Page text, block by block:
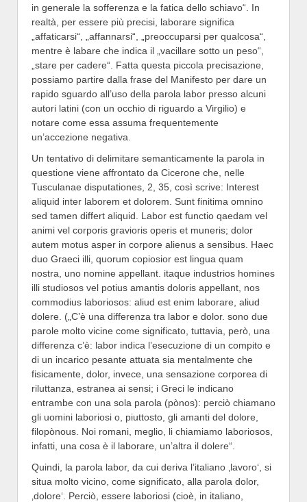
in generale la sofferenza e la fatica dello schiavo“. In
realtà, per essere più precisi, laborare significa
„affaticarsi“, „affannarsi“, „preoccuparsi per qualcosa“,
mentre è labare che indica il „vacillare sotto un peso“,
„stare per cadere“. Fatta questa piccola precisazione,
possiamo partire dalla frase del Manifesto per dare un
rapido sguardo all’uso della parola labor presso alcuni
autori latini (con un occhio di riguardo a Virgilio) e
notare come essa assuma frequentemente
un’accezione negativa.
Un tentativo di delimitare semanticamente la parola in
questione viene affrontato da Cicerone che, nelle
Tusculanae disputationes, 2, 35, così scrive: Interest
aliquid inter laborem et dolorem. Sunt finitima omnino
sed tamen differt aliquid. Labor est functio qaedam vel
animi vel corporis gravioris operis et muneris; dolor
autem motus asper in corpore alienus a sensibus. Haec
duo Graeci illi, quorum copiosior est lingua quam
nostra, uno nomine appellant. itaque industrios homines
illi studiosos vel potius amantis doloris appellant, nos
commodius laboriosos: aliud est enim laborare, aliud
dolere. („C’è una differenza tra labor e dolor. sono due
parole molto vicine come significato, tuttavia, però, una
differenza c’è: labor indica l’esecuzione di un compito e
di un incarico pesante attuata sia mentalmente che
fisicamente, dolor, invece, una sensazione corporea di
riluttanza, estranea ai sensi; i Greci le indicano
entrambe con una sola parola (pònos): perciò chiamano
gli uomini laboriosi o, piuttosto, gli amanti del dolore,
filopònous. Noi romani, meglio, li chiamiamo laboriosos,
infatti, una cosa è il laborare, un’altra il dolere“.
Quindi, la parola labor, da cui deriva l’italiano ‚lavoro‘, si
situa molto vicino, come significato, alla parola dolor,
‚dolore‘. Perciò, essere laboriosi (cioè, in italiano,